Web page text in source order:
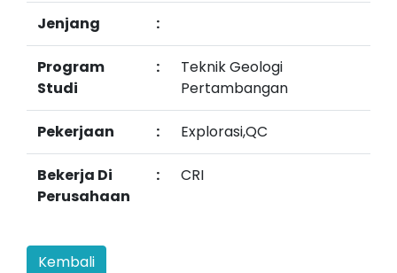
Jenjang :
Program
Studi
:
Teknik Geologi
Pertambangan
Pekerjaan : Explorasi,QC
Bekerja Di
Perusahaan
: CRI
Kembali